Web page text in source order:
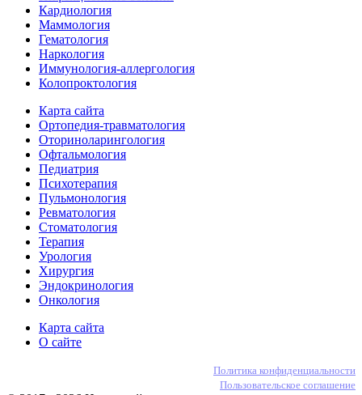
Кардиология
Маммология
Гематология
Наркология
Иммунология-аллергология
Колопроктология
Карта сайта
Ортопедия-травматология
Оториноларингология
Офтальмология
Педиатрия
Психотерапия
Пульмонология
Ревматология
Стоматология
Терапия
Урология
Хирургия
Эндокринология
Онкология
Карта сайта
О сайте
Политика конфиденциальности
Пользовательское соглашение